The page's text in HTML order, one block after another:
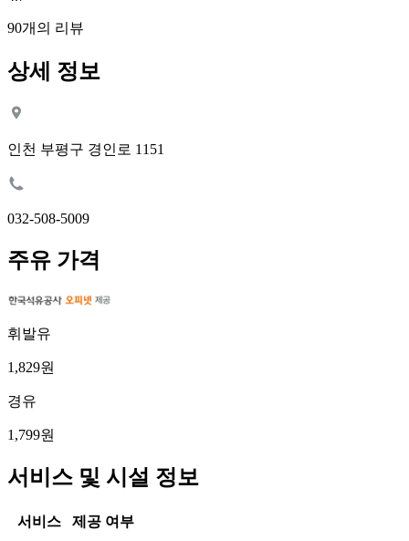
90개의 리뷰
상세 정보
인천 부평구 경인로 1151
032-508-5009
주유 가격
휘발유
1,829원
경유
1,799원
서비스 및 시설 정보
서비스 제공 여부